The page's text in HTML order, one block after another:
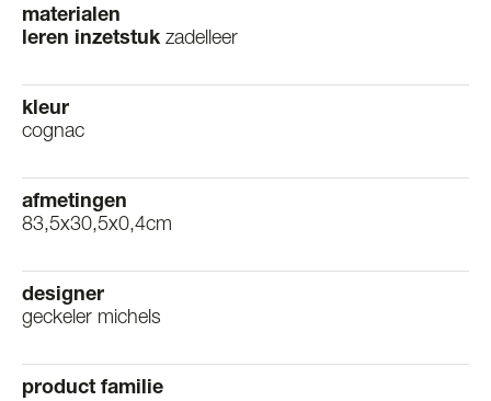
materialen
leren inzetstuk zadelleer
kleur
cognac
afmetingen
83,5x30,5x0,4cm
designer
geckeler michels
product familie